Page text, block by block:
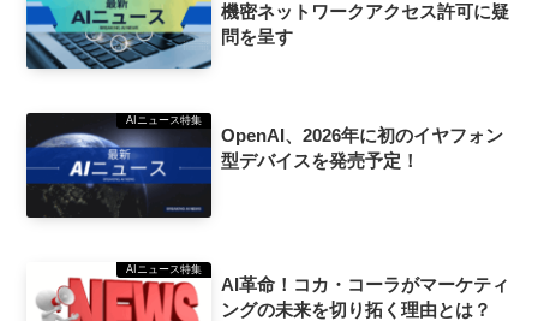
機密ネットワークアクセス許可に疑
問を呈す
AIニュース特集
OpenAI、2026年に初のイヤフォン
型デバイスを発売予定！
AIニュース特集
AI革命！コカ・コーラがマーケティ
ングの未来を切り拓く理由とは？